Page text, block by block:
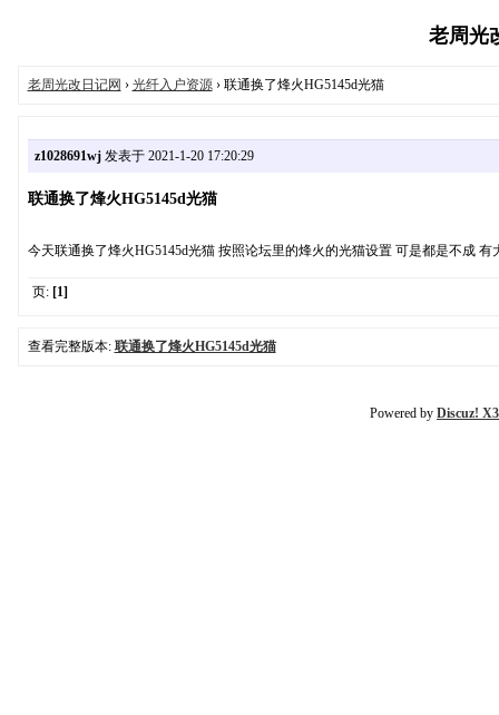
老周光
老周光改日记网 › 光纤入户资源› 联通换了烽火HG5145d光猫
z1028691wj发表于 2021-1-20 17:20:29
联通换了烽火HG5145d光猫
今天联通换了烽火HG5145d光猫 按照论坛里的烽火的光猫设置 可是都是不成 有
页: [1]
查看完整版本: 联通换了烽火HG5145d光猫
Powered by Discuz!